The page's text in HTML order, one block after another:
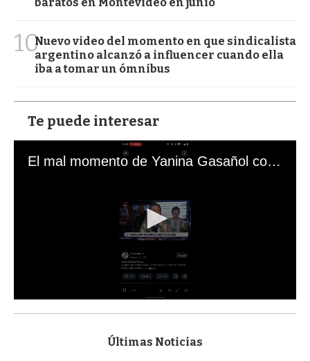
10Nuevo video del momento en que sindicalista
argentino alcanzó a influencer cuando ella
iba a tomar un ómnibus
Te puede interesar
El mal momento de Yanina Gasañol con un hincha argentino en "Subrayado"
s
Últimas Noticias